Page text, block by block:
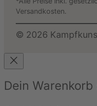
Versandkosten.
© 2026
Dein Warenkorb